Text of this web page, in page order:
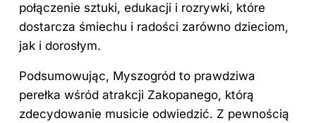
połączenie sztuki, edukacji i rozrywki, które
dostarcza śmiechu i radości zarówno dzieciom,
jak i dorosłym.
Podsumowując, Myszogród to prawdziwa
perełka wśród atrakcji Zakopanego, którą
zdecydowanie musicie odwiedzić. Z pewnością